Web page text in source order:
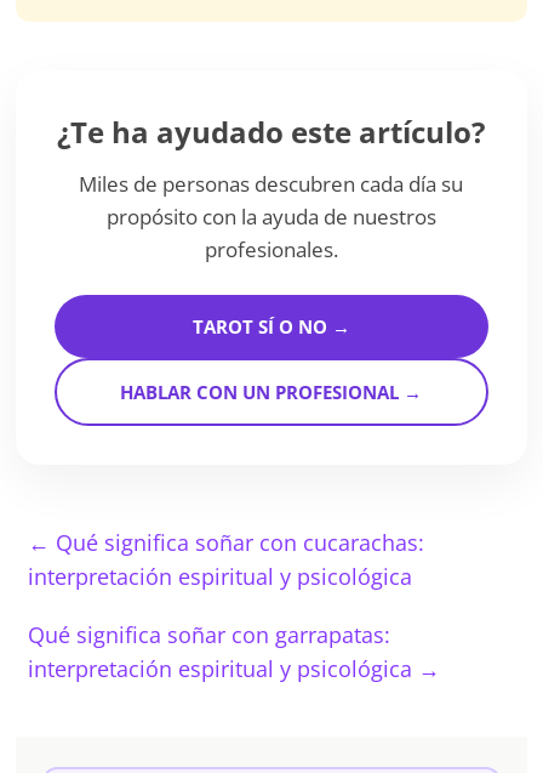
¿Te ha ayudado este artículo?
Miles de personas descubren cada día su
propósito con la ayuda de nuestros
profesionales.
TAROT SÍ O NO →
HABLAR CON UN PROFESIONAL →
← Qué significa soñar con cucarachas:
interpretación espiritual y psicológica
Qué significa soñar con garrapatas:
interpretación espiritual y psicológica →